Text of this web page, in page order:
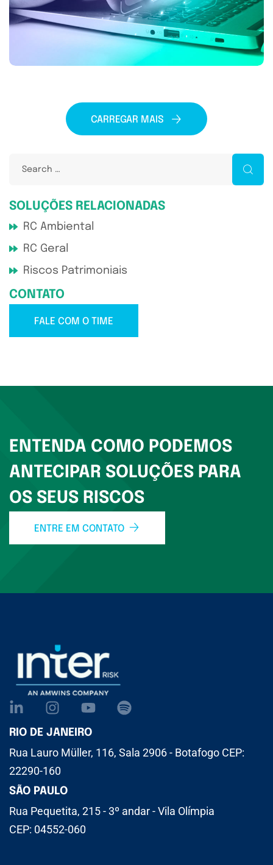
CARREGAR MAIS
SOLUÇÕES RELACIONADAS
RC Ambiental
RC Geral
Riscos Patrimoniais
CONTATO
FALE COM O TIME
ENTENDA COMO PODEMOS
ANTECIPAR SOLUÇÕES PARA
OS SEUS RISCOS
ENTRE EM CONTATO
RIO DE JANEIRO
Rua Lauro Müller, 116, Sala 2906 - Botafogo CEP:
22290-160
SÃO PAULO
Rua Pequetita, 215 - 3º andar - Vila Olímpia
CEP: 04552-060